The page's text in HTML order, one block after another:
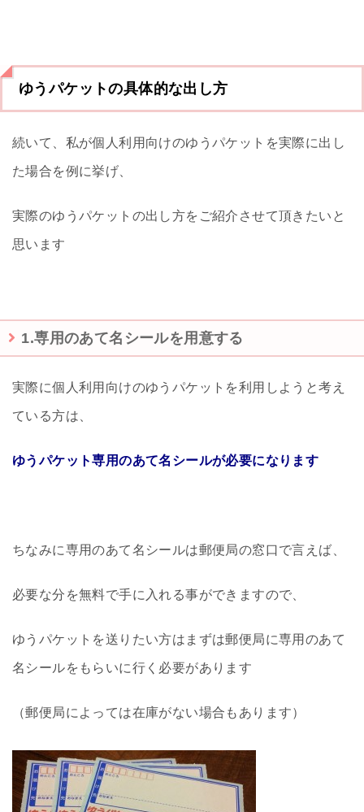
ゆうパケットの具体的な出し方
続いて、私が個人利用向けのゆうパケットを実際に出し
た場合を例に挙げ、
実際のゆうパケットの出し方をご紹介させて頂きたいと
思います
1.専用のあて名シールを用意する
実際に個人利用向けのゆうパケットを利用しようと考え
ている方は、
ゆうパケット専用のあて名シールが必要になります
ちなみに専用のあて名シールは郵便局の窓口で言えば、
必要な分を無料で手に入れる事ができますので、
ゆうパケットを送りたい方はまずは郵便局に専用のあて
名シールをもらいに行く必要があります
（郵便局によっては在庫がない場合もあります）